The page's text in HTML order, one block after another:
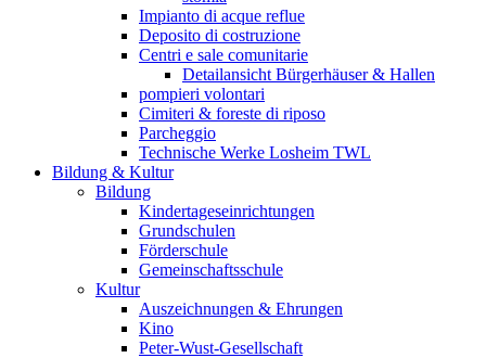
Impianto di acque reflue
Deposito di costruzione
Centri e sale comunitarie
Detailansicht Bürgerhäuser & Hallen
pompieri volontari
Cimiteri & foreste di riposo
Parcheggio
Technische Werke Losheim TWL
Bildung & Kultur
Bildung
Kindertageseinrichtungen
Grundschulen
Förderschule
Gemeinschaftsschule
Kultur
Auszeichnungen & Ehrungen
Kino
Peter-Wust-Gesellschaft